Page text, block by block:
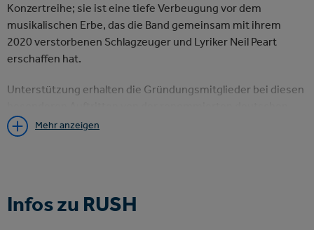
Konzertreihe; sie ist eine tiefe Verbeugung vor dem
musikalischen Erbe, das die Band gemeinsam mit ihrem
2020 verstorbenen Schlagzeuger und Lyriker Neil Peart
erschaffen hat.
Unterstützung erhalten die Gründungsmitglieder bei diesen
Schlagzeugerin Anika Nilles sowie dem Keyboarder Loren
Gold. Das Konzept der Evening with Shows verspricht ein
Mehr anzeigen
Infos zu RUSH